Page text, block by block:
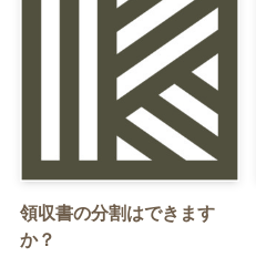
領収書の分割はできます
か？